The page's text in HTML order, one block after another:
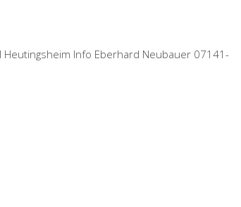
Heutingsheim Info Eberhard Neubauer 07141-